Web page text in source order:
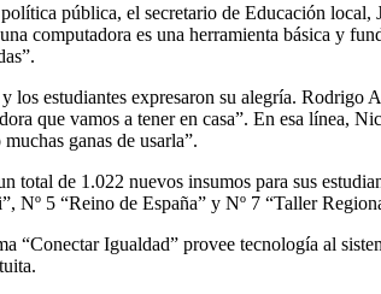
pública, el secretario de Educación
computadora es una herramienta básica y
los estudiantes expresaron su alegría.
que vamos a tener en casa”. En esa línea,
ganas de usarla”.
total de 1.022 nuevos insumos para sus
Nº 5 “Reino de España” y Nº 7 “Taller
“Conectar Igualdad” provee tecnología al